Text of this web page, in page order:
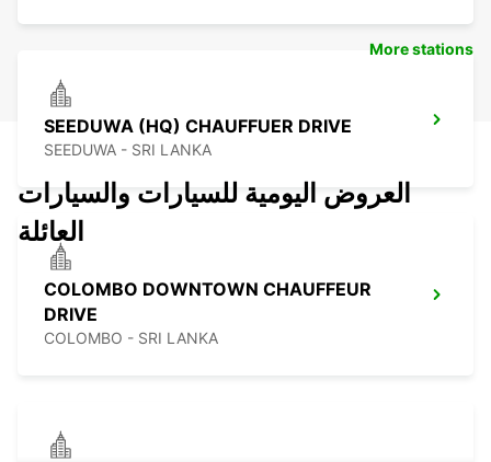
SEEDUWA (HQ) CHAUFFUER DRIVE
SEEDUWA - SRI LANKA
COLOMBO DOWNTOWN CHAUFFEUR
DRIVE
COLOMBO - SRI LANKA
More stations
العروض اليومية للسيارات والسيارات
العائلة